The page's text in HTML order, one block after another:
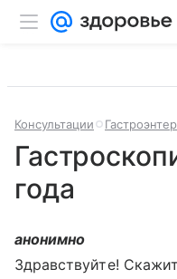
Консультации
года
анонимно
Здравствуйте!